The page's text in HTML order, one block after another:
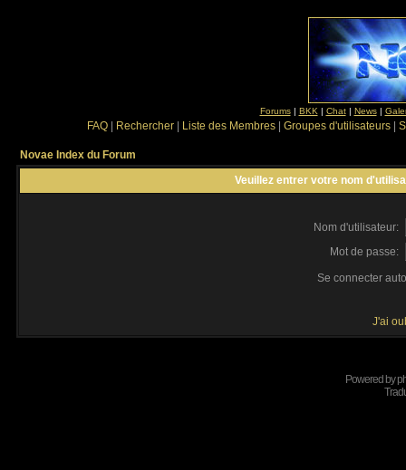
Forums| BKK | Chat| News|
FAQ Rechercher Liste des Membres Groupes d'utilisateurs
Novae Index du Forum
Veuillez entrer votre nom
Nom d'utilisateur:
Mot de passe:
Se connecter
J'ai
Powered by